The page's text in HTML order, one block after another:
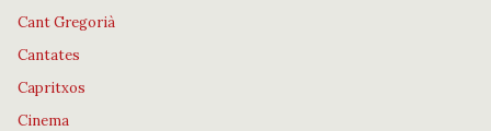
Cant Gregorià
Cantates
Capritxos
Cinema